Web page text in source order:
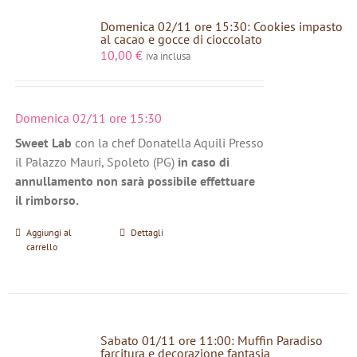
Domenica 02/11 ore 15:30: Cookies impasto
al cacao e gocce di cioccolato
10,00 € iva inclusa
Domenica 02/11 ore 15:30
Sweet Lab con la chef Donatella Aquili Presso
il Palazzo Mauri, Spoleto (PG) in caso di
annullamento non sarà possibile effettuare
il rimborso.
Aggiungi al
carrello
Dettagli
Sabato 01/11 ore 11:00: Muffin Paradiso
farcitura e decorazione fantasia